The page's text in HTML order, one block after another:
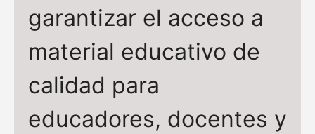
garantizar el acceso a
material educativo de
calidad para
educadores, docentes y